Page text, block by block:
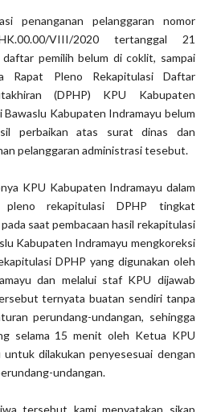
penanganan pelanggaran nomor
HK.00.00/VIII/2020 tertanggal 21
pemilih belum di coklit, sampai
Rapat Pleno Rekapitulasi Daftar
(DPHP) KPU Kabupaten
Bawaslu Kabupaten Indramayu belum
perbaikan atas surat dinas dan
pelanggaran administrasi tesebut.
KPU Kabupaten Indramayu dalam
pleno rekapitulasi DPHP tingkat
saat pembacaan hasil rekapitulasi
Kabupaten Indramayu mengkoreksi
DPHP yang digunakan oleh
dan melalui staf KPU dijawab
ternyata buatan sendiri tanpa
perundang-undangan, sehingga
selama 15 menit oleh Ketua KPU
dilakukan penyesesuai dengan
undangan.
tersebut kami menyatakan sikap